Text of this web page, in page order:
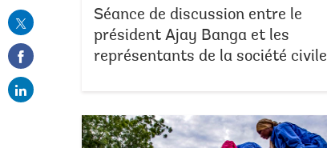
Séance de discussion entre le
président Ajay Banga et les
représentants de la société civile
this
email